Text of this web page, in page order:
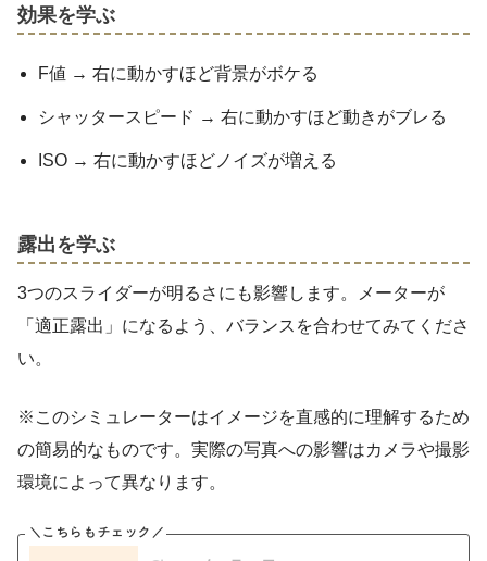
効果を学ぶ
F値 → 右に動かすほど背景がボケる
シャッタースピード → 右に動かすほど動きがブレる
ISO → 右に動かすほどノイズが増える
露出を学ぶ
3つのスライダーが明るさにも影響します。メーターが
「適正露出」になるよう、バランスを合わせてみてくださ
い。
※このシミュレーターはイメージを直感的に理解するため
の簡易的なものです。実際の写真への影響はカメラや撮影
環境によって異なります。